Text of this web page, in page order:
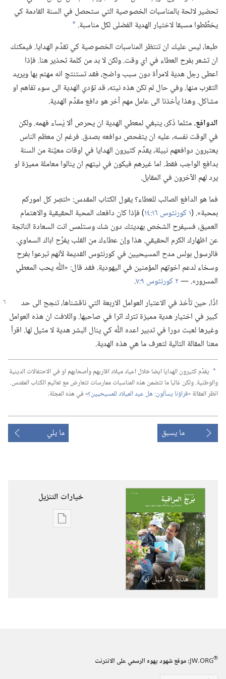
تحضير لائحة بالمناسبات الخصوصية التي ستحصل في السنة القادمة كي
يخطِّطوا مسبقا لاختيار الهدية الفضلى لكل مناسبة.‏ a
طبعا،‏ ليس عليك ان تنتظر المناسبات الخصوصية كي تقدِّم الهدايا.‏ فيمكنك
ان تشعر بفرح العطاء في اي وقت.‏ ولكن لا بد من كلمة تحذير هنا.‏ فإذا
اعطى رجل هدية لامرأة دون سبب واضح،‏ فقد تستنتج انه مهتم بها ويريد
التقرب منها.‏ وفي حال لم تكن هذه نيته،‏ قد تؤدي الهدية الى سوء تفاهم او
مشاكل.‏ وهذا يأخذنا الى عامل مهم آخر هو دافع مقدِّم الهدية.‏
الدوافع.‏مثلما ذُكر،‏ ينبغي لمعطي الهدية ان يحرص ألا يُساء فهمه.‏ ولكن
في الوقت نفسه،‏ عليه ان يتفحص دوافعه بصدق.‏ فرغم ان معظم الناس
يعتبرون دوافعهم نبيلة،‏ يقدِّم كثيرون الهدايا في اوقات معيَّنة من السنة
بدافع الواجب فقط.‏ اما غيرهم فيكون في نيتهم ان ينالوا معاملة مميزة او
يرد لهم الآخرون في المقابل.‏
فما هو الدافع الصائب للعطاء؟‏ يقول الكتاب المقدس:‏ «لتصِر كل اموركم
بمحبة».‏ (‏١ كورنثوس ١٦:‏١٤
‏)‏ فإذا كان دافعك المحبة الحقيقية والاهتمام
العميق،‏ فسيفرح الشخص بهديتك دون شك وستلمس انت السعادة الناتجة
عن اظهارك الكرم الحقيقي.‏ هذا وإن عطاءك من القلب يفرِّح اباك السماوي.‏
فالرسول بولس مدح المسيحيين في كورنثوس القديمة لأنهم تبرعوا بفرح
وسخاء لدعم اخوتهم المؤمنين في اليهودية.‏ فقد قال:‏ «اللّٰه يحب المعطي
المسرور».‏ —‏٢ كورنثوس ٩:‏٧
‏.‏
اذًا،‏ حين تأخذ في الاعتبار العوامل الاربعة التي ناقشناها،‏ تنجح الى حد
كبير في اختيار هدية مميزة تترك اثرا في صاحبها.‏ واللافت ان هذه العوامل
وغيرها لعبت دورا في تدبير اعده اللّٰه كي ينال البشر هدية لا مثيل لها.‏ اقرأ
معنا المقالة التالية لتعرف ما هي هذه الهدية.‏
a يقدِّم كثيرون الهدايا ايضا خلال اعياد ميلاد اقاربهم وأصحابهم او في الاحتفالات الدينية
والوطنية.‏ ولكن غالبا ما تتضمن هذه المناسبات ممارسات تتعارض مع تعاليم الكتاب المقدس.‏
انظر المقالة «‏قراؤنا يسألون:‏ هل عيد الميلاد للمسيحيين؟‏‏» في هذه المجلة.‏
ما يسبق ما يلي
خيارات التنزيل
خيارات
JW.ORG®
:‏ موقع شهود يهوه الرسمي على الانترنت